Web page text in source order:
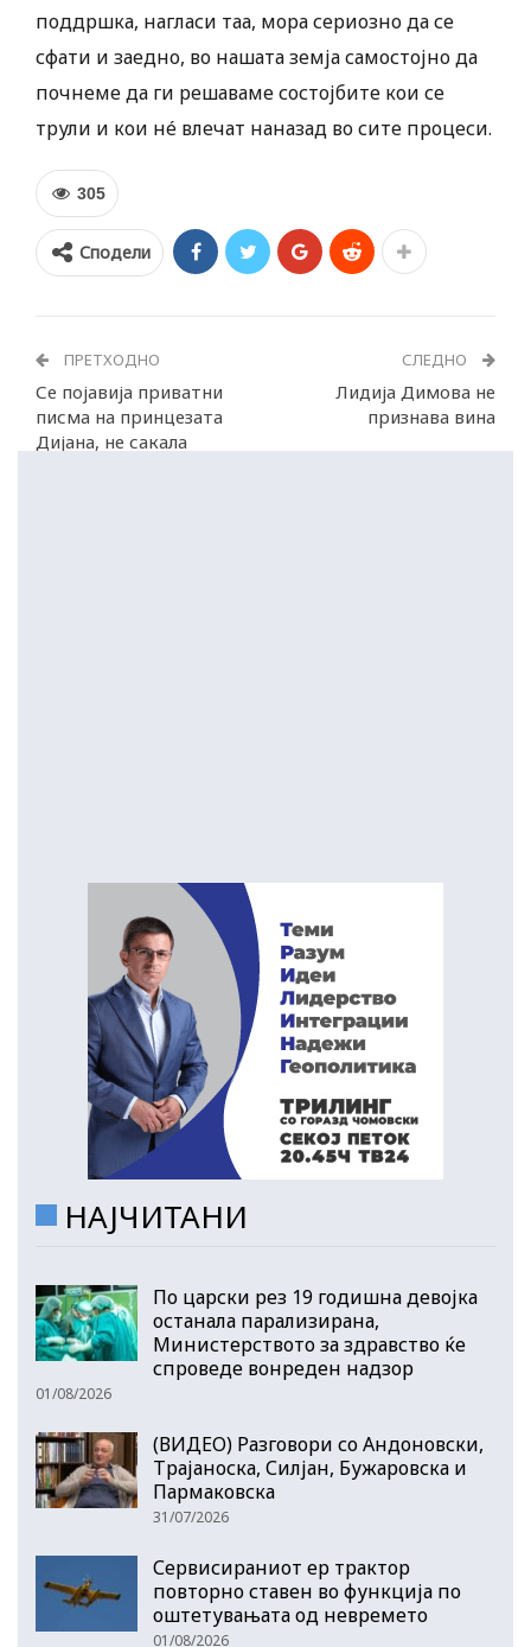
поддршка, нагласи таа, мора сериозно да се
сфати и заедно, во нашата земја самостојно да
почнеме да ги решаваме состојбите кои се
трули и кои нé влечат наназад во сите процеси.
305
Сподели
ПРЕТХОДНО
Се појавија приватни
писма на принцезата
Дијана, не сакала
СЛЕДНО
Лидија Димова не
признава вина
НАЈЧИТАНИ
По царски рез 19 годишна девојка
останала парализирана,
Министерството за здравство ќе
спроведе вонреден надзор
01/08/2026
(ВИДЕО) Разговори со Андоновски,
Трајаноска, Силјан, Бужаровска и
Пармаковска
31/07/2026
Сервисираниот ер трактор
повторно ставен во функција по
оштетувањата од невремето
01/08/2026